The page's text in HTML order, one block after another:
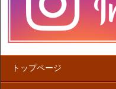
トップページ